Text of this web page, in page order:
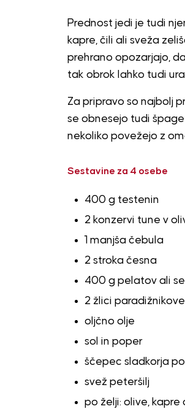
Prednost jedi je tudi
kapre, čili ali sveža
prehrano opozarjajo,
tak obrok lahko tudi
Za pripravo so najbolj
se obnesejo tudi
nekoliko povežejo z
Sestavine za 4 osebe
400 g testenin
2 konzervi tune v
1 manjša čebula
2 stroka česna
400 g pelatov ali
2 žlici
oljčno olje
sol in poper
ščepec sladkorja
svež peteršilj
po želji: olive,